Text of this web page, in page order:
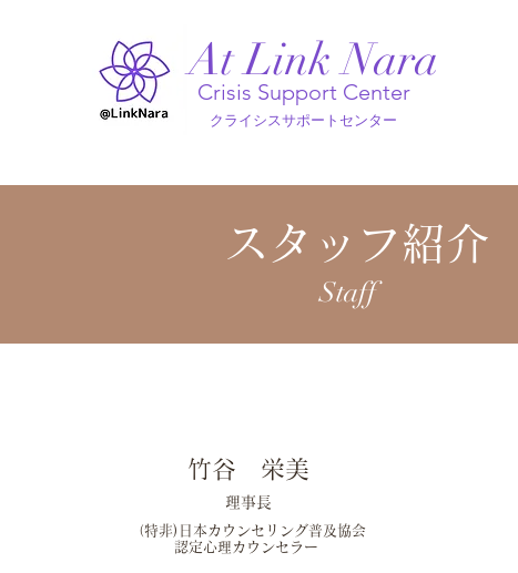
At Link Nara
Crisis Support Center
クライシスサポートセンター
スタッフ紹介
Staff
​竹谷 栄美
​理事長
（特非)日本カウンセリング普及協会
認定心理カウンセラー